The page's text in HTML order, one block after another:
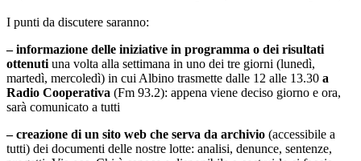
I punti da discutere saranno:
– informazione delle iniziative in programma o dei risultati
ottenuti una volta alla settimana in uno dei tre giorni (lunedì,
martedì, mercoledì) in cui Albino trasmette dalle 12 alle 13.30 a
Radio Cooperativa (Fm 93.2): appena viene deciso giorno e ora,
sarà comunicato a tutti
– creazione di un sito web che serva da archivio (accessibile a
tutti) dei documenti delle nostre lotte: analisi, denunce, sentenze,